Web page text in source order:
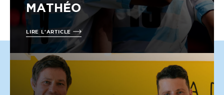
MATHÉO
LIRE L'ARTICLE